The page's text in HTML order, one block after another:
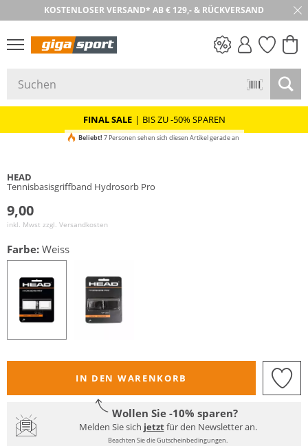
KOSTENLOSER VERSAND* AB € 129,- & RÜCKVERSAND
30 TAGE RÜCKGABE
FINAL SALE | BIS ZU -50% SPAREN
Beliebt! 7 Personen sehen sich diesen Artikel gerade an
HEAD
Tennisbasisgriffband Hydrosorb Pro
9,00
inkl. Mwst zzgl. Versandkosten
Farbe: Weiss
IN DEN WARENKORB
Wollen Sie -10% sparen?
Melden Sie sich jetztfür den Newsletter an.
Beachten Sie die Gutscheinbedingungen.